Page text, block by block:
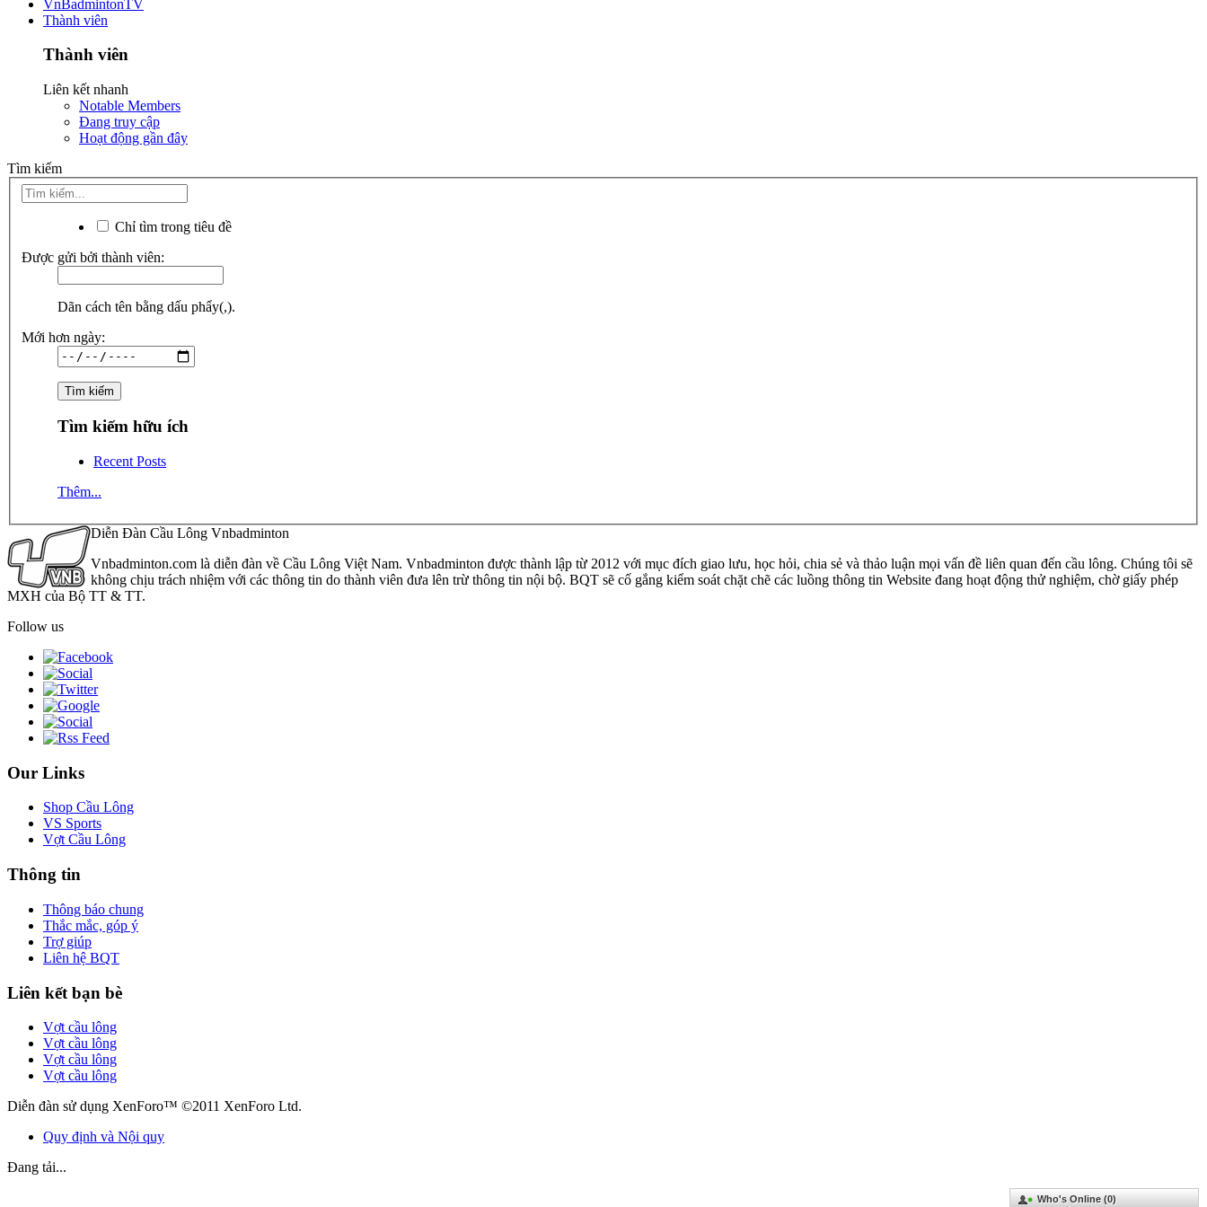
VnBadmintonTV
Thành viên
Thành viên
Liên kết nhanh
Notable Members
Đang truy cập
Hoạt động gần đây
Tìm kiếm
Chỉ tìm trong tiêu đề
Được gửi bởi thành viên:
Dãn cách tên bằng dấu phẩy(,).
Mới hơn ngày:
Tìm kiếm hữu ích
Recent Posts
Thêm...
Diễn Đàn Cầu Lông Vnbadminton
Vnbadminton.com là diễn đàn về Cầu Lông Việt Nam. Vnbadminton được thành lập từ 2012 với mục đích giao lưu, học hỏi, chia sẻ và thảo luận mọi vấn đề liên quan đến cầu lông. Chúng tôi sẽ
không chịu trách nhiệm với các thông tin do thành viên đưa lên trừ thông tin nội bộ. BQT sẽ cố gắng kiểm soát chặt chẽ các luồng thông tin Website đang hoạt động thử nghiệm, chờ giấy phép
MXH của Bộ TT & TT.
Follow us
Our Links
Shop Cầu Lông
VS Sports
Vợt Cầu Lông
Thông tin
Thông báo chung
Thắc mắc, góp ý
Trợ giúp
Liên hệ BQT
Liên kết bạn bè
Vợt cầu lông
Vợt cầu lông
Vợt cầu lông
Vợt cầu lông
Diễn đàn sử dụng XenForo™ ©2011 XenForo Ltd.
Quy định và Nội quy
Đang tải...
Who's Online (0)